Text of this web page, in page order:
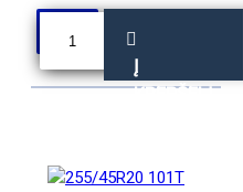
Į
KREPŠELĮ